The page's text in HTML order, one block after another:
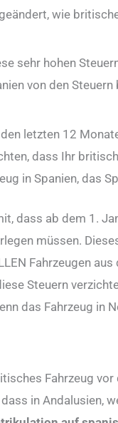
wie
sehr hohen
von den
letzten 12
dass Ihr
in Spanien, das
dass ab dem 1.
müssen.
Fahrzeugen
Steuern
das Fahrzeug
Fahrzeug
in Andalusien,